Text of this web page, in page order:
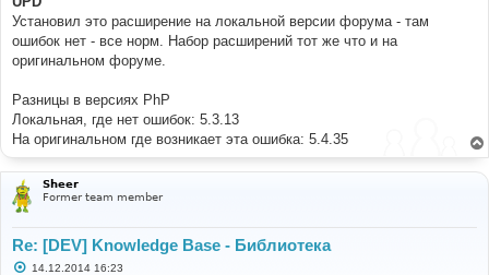
Установил это расширение на локальной версии форума - там
ошибок нет - все норм. Набор расширений тот же что и на
оригинальном форуме.
Разницы в версиях PhP
Локальная, где нет ошибок: 5.3.13
На оригинальном где возникает эта ошибка: 5.4.35
Sheer
Former team member
Re: [DEV] Knowledge Base - Библиотека
С14.12.2014 16:23